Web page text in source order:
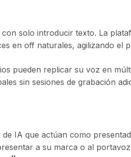
solo introducir texto. La
en off naturales, agilizando el
pueden replicar su voz en
sin sesiones de grabación
IA que actúan como
a su marca o al